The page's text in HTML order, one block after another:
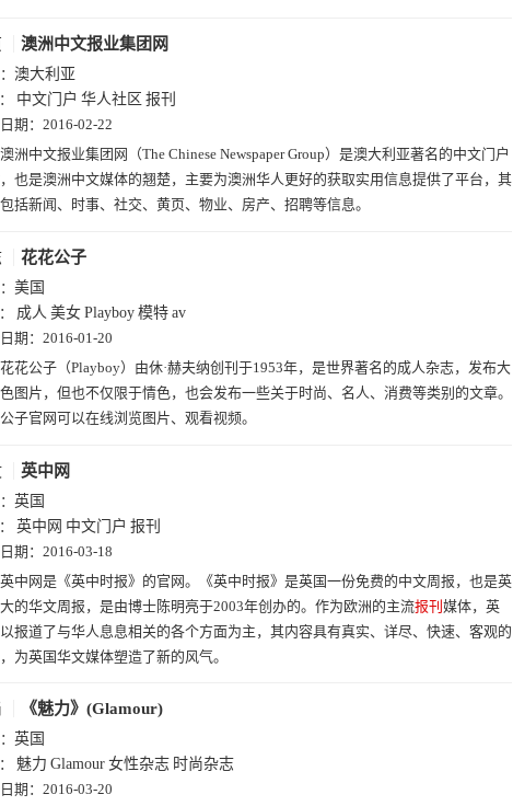
澳洲中文报业集团网
澳大利亚
中文门户 华人社区 报刊
期： 2016-02-22
澳洲中文报业集团网（The Chinese Newspaper Group）是澳大利亚著名的中文门户
也是澳洲中文媒体的翘楚，主要为澳洲华人更好的获取实用信息提供了平台，其
括新闻、时事、社交、黄页、物业、房产、招聘等信息。
花花公子
美国
成人 美女 Playboy 模特 av
期： 2016-01-20
花花公子（Playboy）由休·赫夫纳创刊于1953年，是世界著名的成人杂志，发布大
图片，但也不仅限于情色，也会发布一些关于时尚、名人、消费等类别的文章。
子官网可以在线浏览图片、观看视频。
英中网
英国
英中网 中文门户 报刊
期： 2016-03-18
英中网是《英中时报》的官网。《英中时报》是英国一份免费的中文周报，也是英
的华文周报，是由博士陈明亮于2003年创办的。作为欧洲的主流报刊 媒体，英
报道了与华人息息相关的各个方面为主，其内容具有真实、详尽、快速、客观的
为英国华文媒体塑造了新的风气。
《魅力》(Glamour)
英国
魅力 Glamour 女性杂志 时尚杂志
期： 2016-03-20